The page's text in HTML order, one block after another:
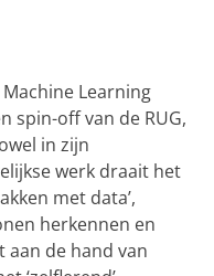
Learning
spin-off van de RUG,
in zijn
werk draait het
met data’,
herkennen en
aan de hand van